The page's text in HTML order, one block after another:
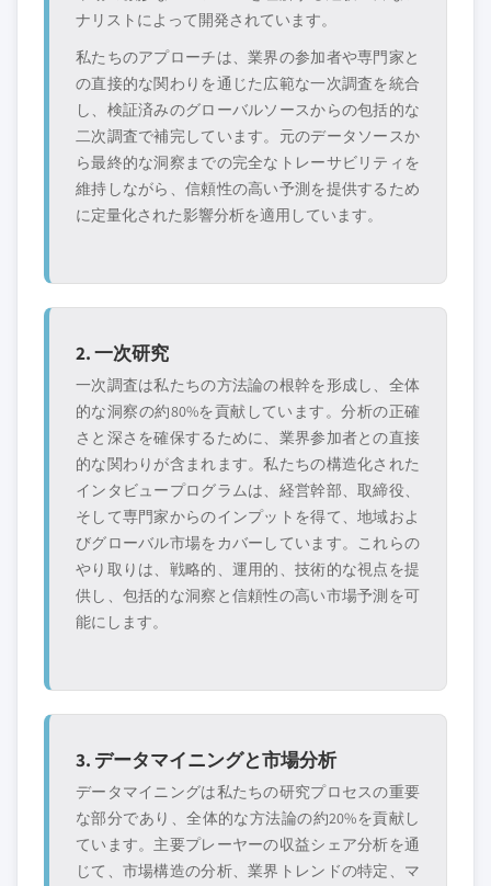
ナリストによって開発されています。
私たちのアプローチは、業界の参加者や専門家と
の直接的な関わりを通じた広範な一次調査を統合
し、検証済みのグローバルソースからの包括的な
二次調査で補完しています。元のデータソースか
ら最終的な洞察までの完全なトレーサビリティを
維持しながら、信頼性の高い予測を提供するため
に定量化された影響分析を適用しています。
2. 一次研究
一次調査は私たちの方法論の根幹を形成し、全体
的な洞察の約80%を貢献しています。分析の正確
さと深さを確保するために、業界参加者との直接
的な関わりが含まれます。私たちの構造化された
インタビュープログラムは、経営幹部、取締役、
そして専門家からのインプットを得て、地域およ
びグローバル市場をカバーしています。これらの
やり取りは、戦略的、運用的、技術的な視点を提
供し、包括的な洞察と信頼性の高い市場予測を可
能にします。
3. データマイニングと市場分析
データマイニングは私たちの研究プロセスの重要
な部分であり、全体的な方法論の約20%を貢献し
ています。主要プレーヤーの収益シェア分析を通
じて、市場構造の分析、業界トレンドの特定、マ